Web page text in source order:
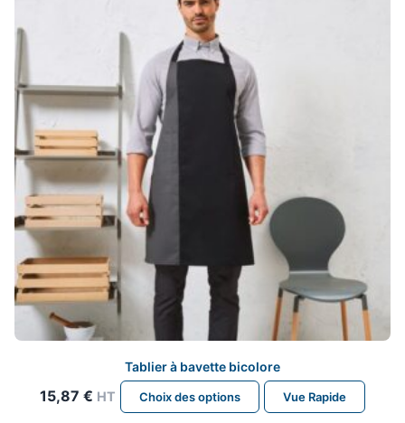
page
du
Tablier à bavette bicolore
15,87 € HT Choix des options
Ce
produit
Vue Rapide